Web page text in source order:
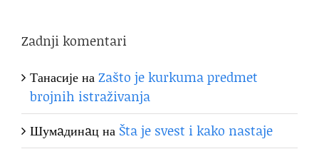
Zadnji komentari
ТанасијенаZašto je kurkuma predmet
brojnih istraživanja
Шумaдинaцна Šta je svest i kako nastaje